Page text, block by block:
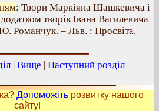
: Твори Маркіяна Шашкевича і
творів Івана Вагилевича
Романчук. – Льв. : Просвіта,
| Вище | Наступний розділ
Допоможітьрозвитку нашого
сайту!